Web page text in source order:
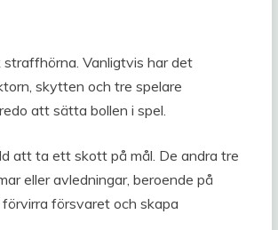
Vanligtvis har det
skytten och tre spelare
att sätta bollen i spel.
att ta ett skott på mål. De andra tre
eller avledningar, beroende på
försvaret och skapa